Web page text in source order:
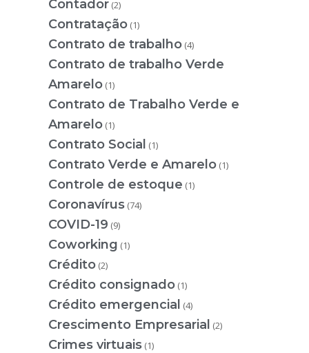
Contador (2)
Contratação (1)
Contrato de trabalho (4)
Contrato de trabalho Verde
Amarelo (1)
Contrato de Trabalho Verde e
Amarelo (1)
Contrato Social (1)
Contrato Verde e Amarelo (1)
Controle de estoque (1)
Coronavírus (74)
COVID-19 (9)
Coworking (1)
Crédito (2)
Crédito consignado (1)
Crédito emergencial (4)
Crescimento Empresarial (2)
Crimes virtuais (1)